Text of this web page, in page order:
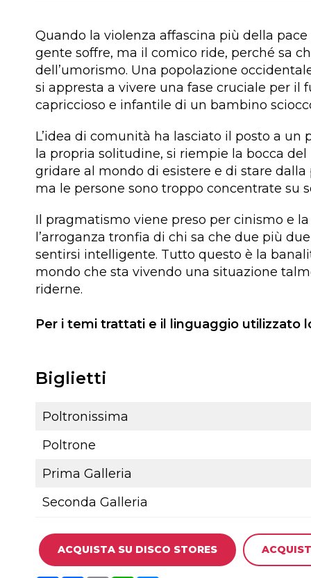
Quando la violenza affascina più della
gente soffre, ma il comico ride, perché sa
dell’umorismo. Una popolazione
si appresta a vivere una fase cruciale per
capriccioso e infantile di un bambino
L’idea di comunità ha lasciato il posto a
la propria solitudine, si riempie la bocca
gridare al mondo di esistere e di stare
ma le persone sono troppo concentrate su
Il pragmatismo viene preso per cinismo e
l’arroganza tronfia di chi sa che due più
sentirsi intelligente. Tutto questo è la
mondo che sta vivendo una situazione
riderne.
Per i temi trattati e il linguaggio utilizzato
Biglietti
Poltronissima
Poltrone
Prima Galleria
Seconda Galleria
ACQUISTA SU DISCO STORES